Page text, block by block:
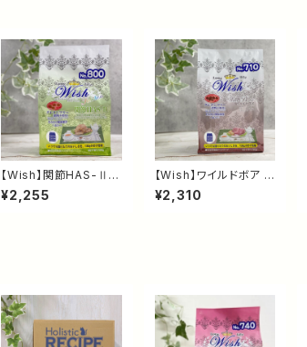
【Wish】関節HAS-Ⅱ 7
20g｜グレインフリー
ドッグフード｜HAS-
¥2,255
【Wish】ワイルドボア 7
20g｜イノシシ・魚・タ
ーキーのグレインフリー
¥2,310